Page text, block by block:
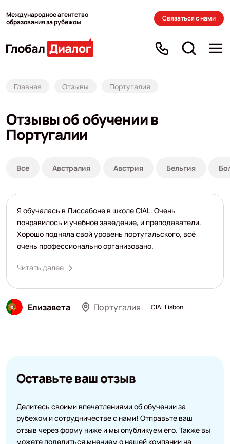
Международное агентство
образования за рубежом
Связаться с нами
Главная Отзывы Португалия
Отзывы об обучении в
Португалии
Все Австралия Австрия Бельгия
Елизавета Португалия CIAL Lisbon
Я обучалась в Лиссабоне в школе CIAL. Очень
понравилось и учебное заведение, и преподаватели.
Хорошо подняла свой уровень португальского, всё
очень профессионально организовано.
Читать далее
Оставьте ваш отзыв
Делитесь своими впечатлениями об обучении за
рубежом и сотрудничестве с нами! Отправьте ваш
отзыв через форму ниже и мы опубликуем его. Также вы
можете поделиться мнением о нашей компании на